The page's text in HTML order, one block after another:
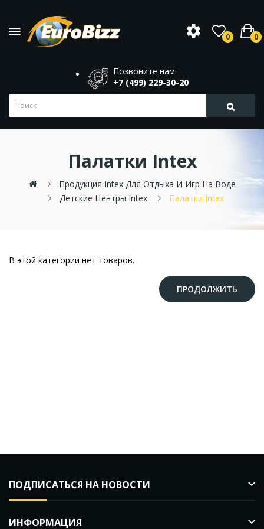
0 0
Позвоните нам:
+7 (499) 229-30-20
Палатки Intex
Продукция Intex Для Отдыха И Игр На Воде
Детские Центры Intex
Палатки Intex
В этой категории нет товаров.
ПРОДОЛЖИТЬ
ПОДПИСАТЬСЯ НА НОВОСТИ
ИНФОРМАЦИЯ